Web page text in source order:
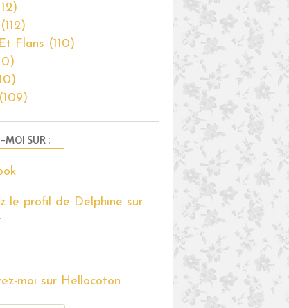
(112)
Flans (110)
(109)
MOI SUR :
le profil de Delphine sur